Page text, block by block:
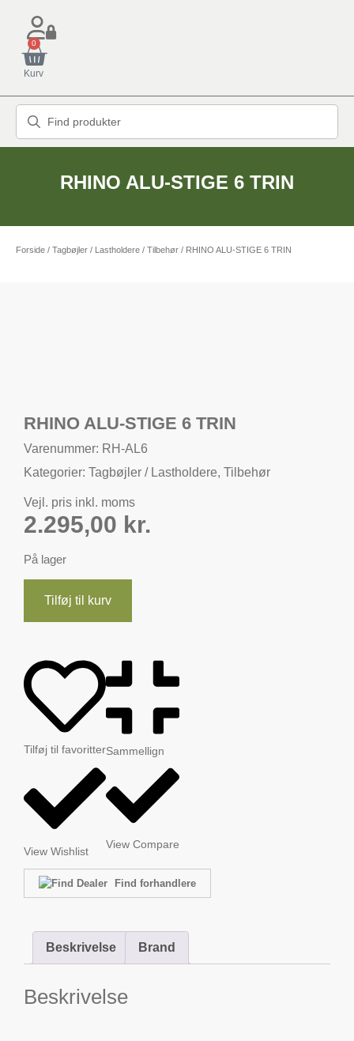
0
Kurv
RHINO ALU-STIGE 6 TRIN
Forside / Tagbøjler / Lastholdere / Tilbehør / RHINO ALU-STIGE 6 TRIN
RHINO ALU-STIGE 6 TRIN
Varenummer: RH-AL6
Kategorier: Tagbøjler / Lastholdere, Tilbehør
Vejl. pris inkl. moms
2.295,00 kr.
På lager
Tilføj til kurv
Tilføj til favoritter
View Wishlist
Sammellign
View Compare
Find forhandlere
Beskrivelse Brand
Beskrivelse